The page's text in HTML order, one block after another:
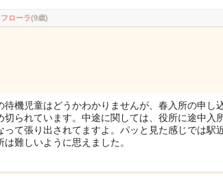
フローラ(9歳)
待機児童はどうかわかりませんが、春入所の申し
切られています。中途に関しては、役所に途中入
って張り出されてますよ。パッと見た感じでは駅
は難しいように思えました。